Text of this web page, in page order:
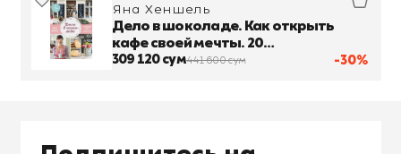
-30%
Яна Хеншель
Дело в шоколаде. Как открыть
кафе своей мечты. 20
вдохновляющих историй, мастер-
309 120 сум441 600 сум